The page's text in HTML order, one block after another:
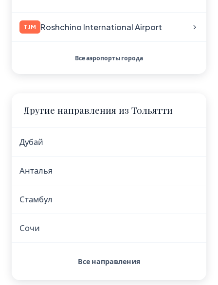
TJM Roshchino International Airport
Все аэропорты города
Другие направления из Тольятти
Дубай
Анталья
Стамбул
Сочи
Все направления